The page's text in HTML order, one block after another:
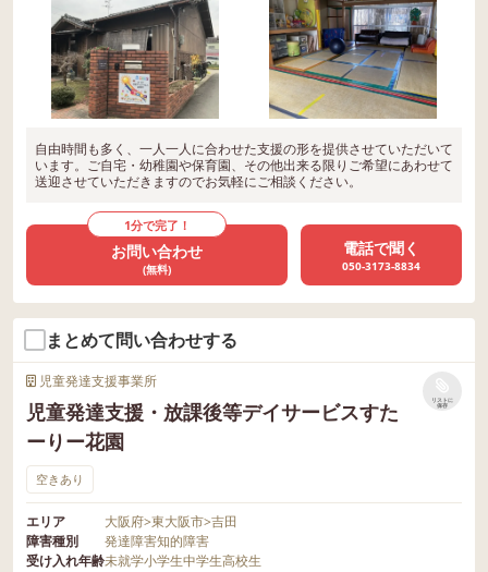
自由時間も多く、一人一人に合わせた支援の形を提供させていただいて
います。ご自宅・幼稚園や保育園、その他出来る限りご希望にあわせて
送迎させていただきますのでお気軽にご相談ください。
1分で完了！
お問い合わせ
(無料)
電話で聞く
050-3173-8834
まとめて問い合わせする
児童発達支援事業所
児童発達支援・放課後等デイサービスすた
ーりー花園
リストに
保存
空きあり
エリア 大阪府>東大阪市>吉田
障害種別
発達障害知的障害
受け入れ年齢未就学小学生中学生高校生